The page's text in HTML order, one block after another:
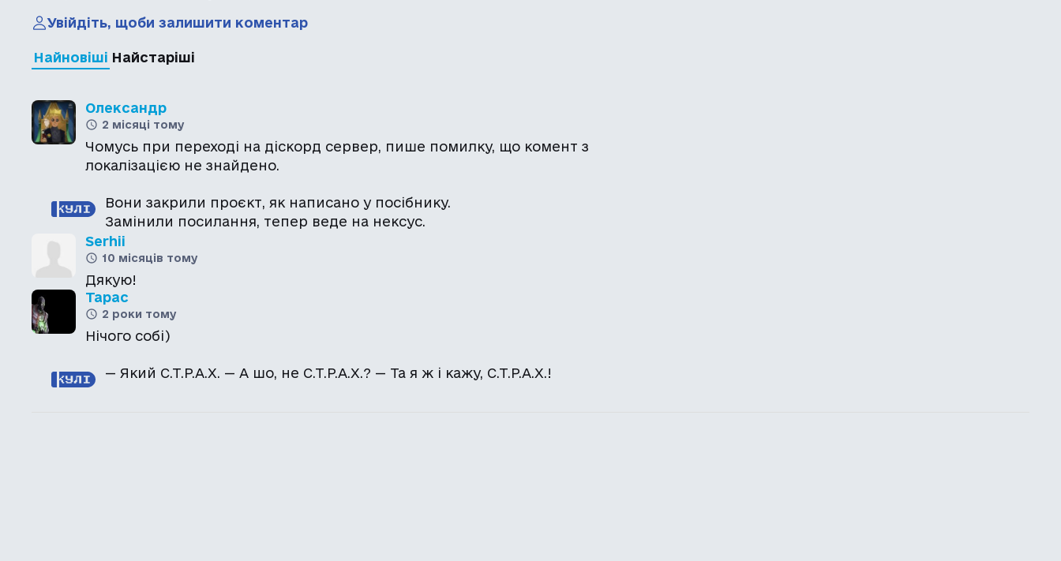
Увійдіть, щоби залишити коментар
Найновіші Найстаріші
Олександр
2 місяці тому
Чомусь при переході на діскорд сервер, пише помилку, що комент з
локалізацією не знайдено.
Вони закрили проєкт, як написано у посібнику.
Замінили посилання, тепер веде на нексус.
Serhii
10 місяців тому
Тарас
2 роки тому
— Який С.Т.Р.А.Х. — А шо, не С.Т.Р.А.Х.? — Та я ж і кажу, С.Т.Р.А.Х.!